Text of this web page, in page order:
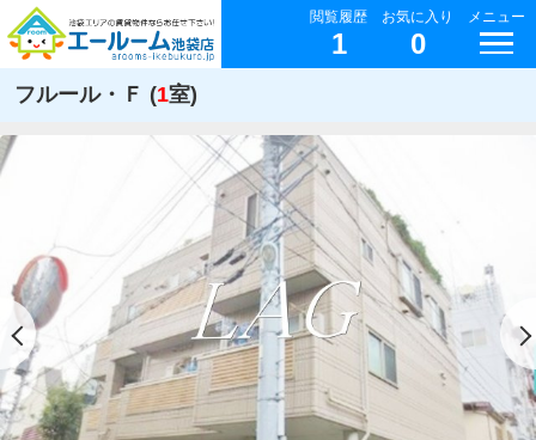
閲覧履歴
1
お気に入り
0
メニュー
フルール・Ｆ (1室)